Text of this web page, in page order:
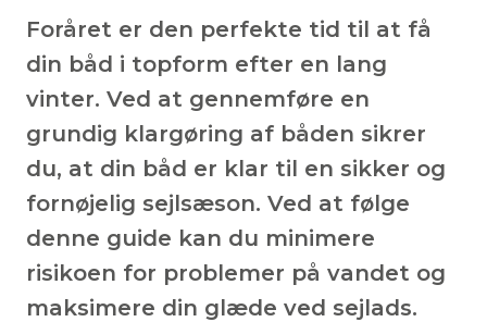
Foråret er den perfekte tid til at få
din båd i topform efter en lang
vinter. Ved at gennemføre en
grundig klargøring af båden sikrer
du, at din båd er klar til en sikker og
fornøjelig sejlsæson. Ved at følge
denne guide kan du minimere
risikoen for problemer på vandet og
maksimere din glæde ved sejlads.